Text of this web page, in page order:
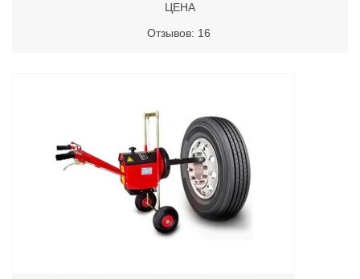
ЦЕНА
Отзывов: 16